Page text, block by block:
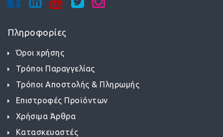
Πληροφορίες
Όροι χρήσης
Τρόποι Παραγγελίας
Τρόποι Αποστολής & Πληρωμής
Επιστροφές Προϊόντων
Χρήσιμα Άρθρα
Κατασκευαστές